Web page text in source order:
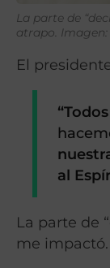
La parte de
atrapo.
El
“Todos
al
La parte de
me impactó.